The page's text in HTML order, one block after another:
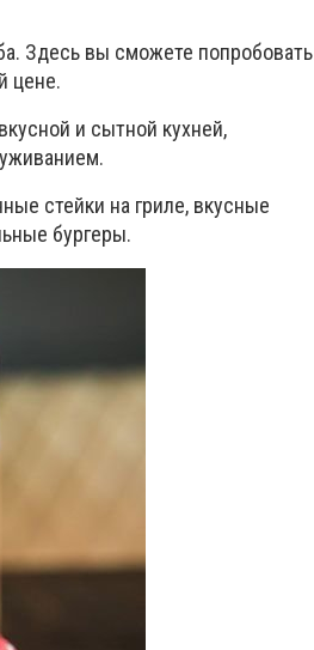
Здесь вы сможете попробовать
цене.
и сытной кухней,
стейки на гриле, вкусные
бургеры.